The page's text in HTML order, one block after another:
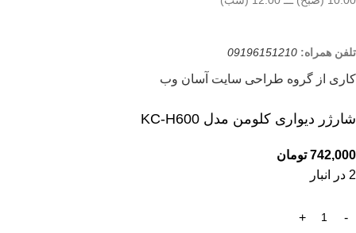
تلفن همراه: 09196151210
کاری از گروه طراحی سایت آسان وب
شارژر دیواری کلومن مدل KC-H600
742,000 تومان
2 در انبار